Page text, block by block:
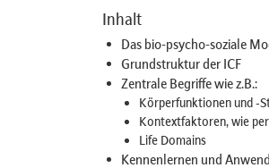
Inhalt
Das bio-psycho-soziale
Grundstruktur der ICF
Zentrale Begriffe wie z.B.:
Körperfunktionen und -
Kontextfaktoren, wie
Life Domains
Kennenlernen und